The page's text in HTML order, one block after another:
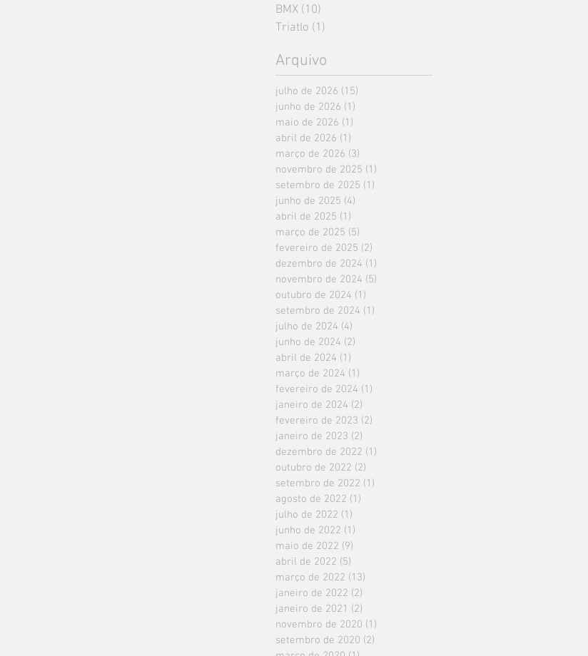
BMX (10)
Triatlo (1)
Arquivo
julho de 2026 (15)
junho de 2026 (1)
maio de 2026 (1)
abril de 2026 (1)
março de 2026 (3)
novembro de 2025 (1)
setembro de 2025 (1)
junho de 2025 (4)
abril de 2025 (1)
março de 2025 (5)
fevereiro de 2025 (2)
dezembro de 2024 (1)
novembro de 2024 (5)
outubro de 2024 (1)
setembro de 2024 (1)
julho de 2024 (4)
junho de 2024 (2)
abril de 2024 (1)
março de 2024 (1)
fevereiro de 2024 (1)
janeiro de 2024 (2)
fevereiro de 2023 (2)
janeiro de 2023 (2)
dezembro de 2022 (1)
outubro de 2022 (2)
setembro de 2022 (1)
agosto de 2022 (1)
julho de 2022 (1)
junho de 2022 (1)
maio de 2022 (9)
abril de 2022 (5)
março de 2022 (13)
janeiro de 2022 (2)
janeiro de 2021 (2)
novembro de 2020 (1)
setembro de 2020 (2)